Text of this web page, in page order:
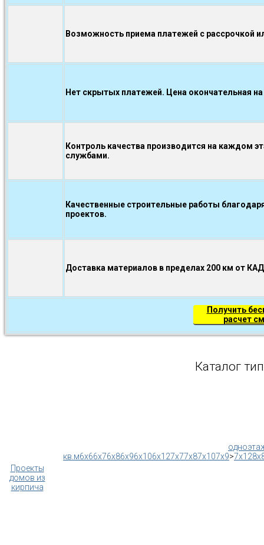
Возможность приема платежей с рассрочкой
Нет скрытых платежей. Цена окончательная
Контроль качества производится на каждом
службами.
Качественные строительные работы
проектов.
Доставка материалов в пределах 200 км от
Получить
расчет
Каталог
Проекты
домов из
кирпича
кв.м6x66x76x86x96x106x127x77x87x107x9>7x12